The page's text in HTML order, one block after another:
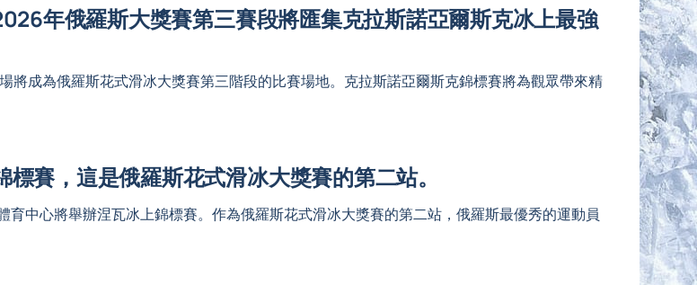
年俄羅斯大獎賽第三賽段將匯集克拉斯諾亞爾斯克冰上最強
將成為俄羅斯花式滑冰大獎賽第三階段的比賽場地。克拉斯諾亞爾斯克錦標賽將為觀眾帶來精
賽，這是俄羅斯花式滑冰大獎賽的第二站。
中心將舉辦涅瓦冰上錦標賽。作為俄羅斯花式滑冰大獎賽的第二站，俄羅斯最優秀的運動員